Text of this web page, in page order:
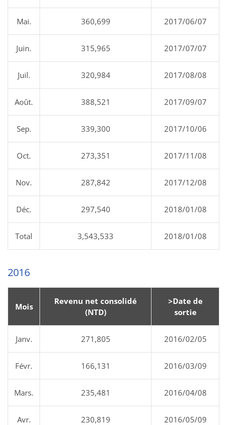
Mai. 360,699 2017/06/07
Juin. 315,965 2017/07/07
Juil. 320,984 2017/08/08
Août. 388,521 2017/09/07
Sep. 339,300 2017/10/06
Oct. 273,351 2017/11/08
Nov. 287,842 2017/12/08
Déc. 297,540 2018/01/08
Total 3,543,533 2018/01/08
2016
Mois
Revenu net consolidé
(NTD)
>Date de
sortie
Janv. 271,805 2016/02/05
Févr. 166,131 2016/03/09
Mars. 235,481 2016/04/08
Avr. 230,819 2016/05/09